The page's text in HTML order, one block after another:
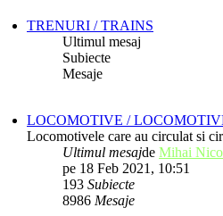
TRENURI / TRAINS
Ultimul mesaj
Subiecte
Mesaje
LOCOMOTIVE /
Locomotivele care au circulat si
Ultimul mesajde Mihai
pe 18 Feb 2021, 10:51
193 Subiecte
8986 Mesaje